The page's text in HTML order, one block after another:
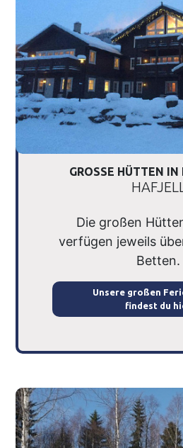
GROSSE HÜTTEN IN
Die großen
verfügen jeweils
Betten.
Unsere großen
findest du